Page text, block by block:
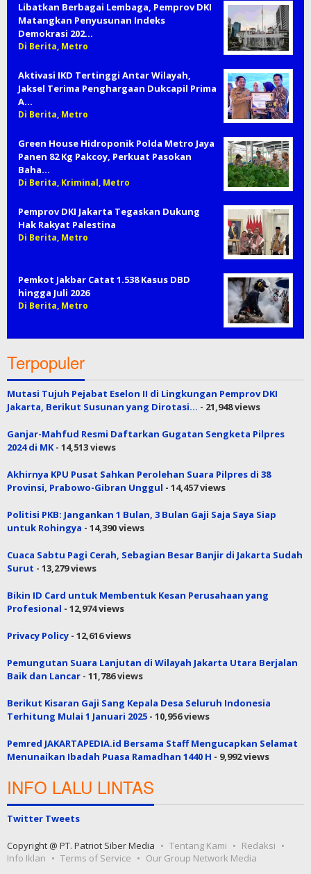
Libatkan Berbagai Lembaga, Pemprov DKI
Matangkan Penyusunan Indeks
Demokrasi 202…
Di Berita, Metro
Aktivasi IKD Tertinggi Antar Wilayah,
Jaksel Terima Penghargaan Dukcapil Prima
A…
Di Berita, Metro
Green House Hidroponik Polda Metro Jaya
Panen 82 Kg Pakcoy, Perkuat Pasokan
Baha…
Di Berita, Kriminal, Metro
Pemprov DKI Jakarta Tegaskan Dukung
Hak Rakyat Palestina
Di Berita, Metro
Pemkot Jakbar Catat 1.538 Kasus DBD
hingga Juli 2026
Di Berita, Metro
Terpopuler
Mutasi Tujuh Pejabat Eselon II di Lingkungan Pemprov DKI
Jakarta, Berikut Susunan yang Dirotasi… - 21,948 views
Ganjar-Mahfud Resmi Daftarkan Gugatan Sengketa Pilpres
2024 di MK- 14,513 views
Akhirnya KPU Pusat Sahkan Perolehan Suara Pilpres di 38
Provinsi, Prabowo-Gibran Unggul - 14,457 views
Politisi PKB: Jangankan 1 Bulan, 3 Bulan Gaji Saja Saya Siap
untuk Rohingya - 14,390 views
Cuaca Sabtu Pagi Cerah, Sebagian Besar Banjir di Jakarta Sudah
Surut - 13,279 views
Bikin ID Card untuk Membentuk Kesan Perusahaan yang
Profesional - 12,974 views
Privacy Policy - 12,616 views
Pemungutan Suara Lanjutan di Wilayah Jakarta Utara Berjalan
Baik dan Lancar - 11,786 views
Berikut Kisaran Gaji Sang Kepala Desa Seluruh Indonesia
Terhitung Mulai 1 Januari 2025 - 10,956 views
Pemred JAKARTAPEDIA.id Bersama Staff Mengucapkan Selamat
Menunaikan Ibadah Puasa Ramadhan 1440 H - 9,992 views
INFO LALU LINTAS
Twitter Tweets
Copyright @ PT. Patriot Siber Media Tentang Kami
Redaksi
Info Iklan
Terms of Service Our Group Network Media